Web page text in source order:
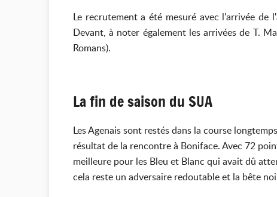
Le recrutement a été mesuré avec l'arrivée de
Devant, à noter également les arrivées de T.
Romans).
La fin de saison du SUA
Les Agenais sont restés dans la course
résultat de la rencontre à Boniface. Avec 72
meilleure pour les Bleu et Blanc qui avait dû
cela reste un adversaire redoutable et la bête